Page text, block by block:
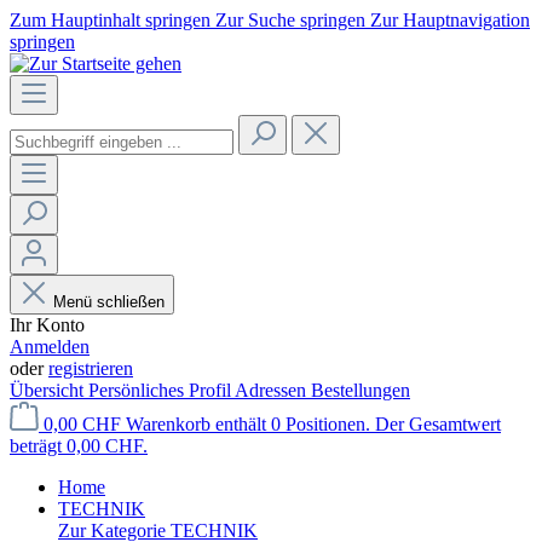
Zum Hauptinhalt springen Zur Suche springen Zur Hauptnavigation
springen
Menü schließen
Ihr Konto
Anmelden
oderregistrieren
Übersicht Persönliches Profil Adressen Bestellungen
0,00 CHF Warenkorb enthält 0 Positionen. Der Gesamtwert
beträgt 0,00 CHF.
Home
TECHNIK
Zur Kategorie TECHNIK